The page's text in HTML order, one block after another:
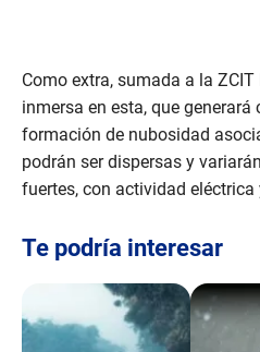
Como extra, sumada a la
inmersa en esta, que
formación de nubosidad
podrán ser dispersas y
fuertes, con actividad eléctrica
Te podría interesar